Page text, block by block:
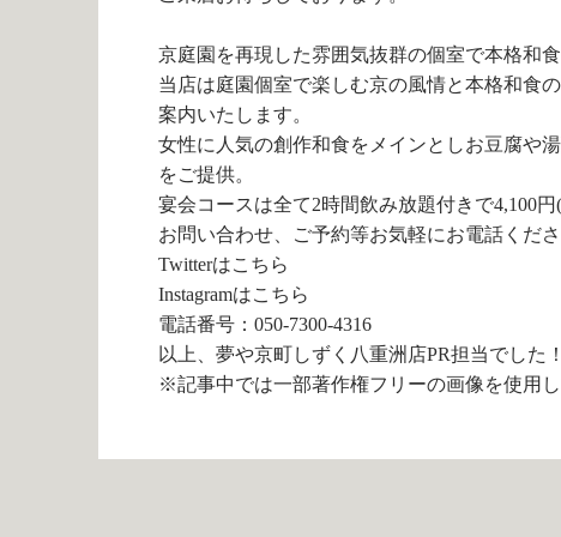
京庭園を再現した雰囲気抜群の個室で本格和
当店は庭園個室で楽しむ京の風情と本格和食
案内いたします。
女性に人気の創作和食をメインとしお豆腐や
をご提供。
宴会コースは全て2時間飲み放題付きで4,100
お問い合わせ、ご予約等お気軽にお電話くださ
Twitterはこちら
Instagramはこちら
電話番号：050-7300-4316
以上、夢や京町しずく八重洲店PR担当でした！
※記事中では一部著作権フリーの画像を使用し